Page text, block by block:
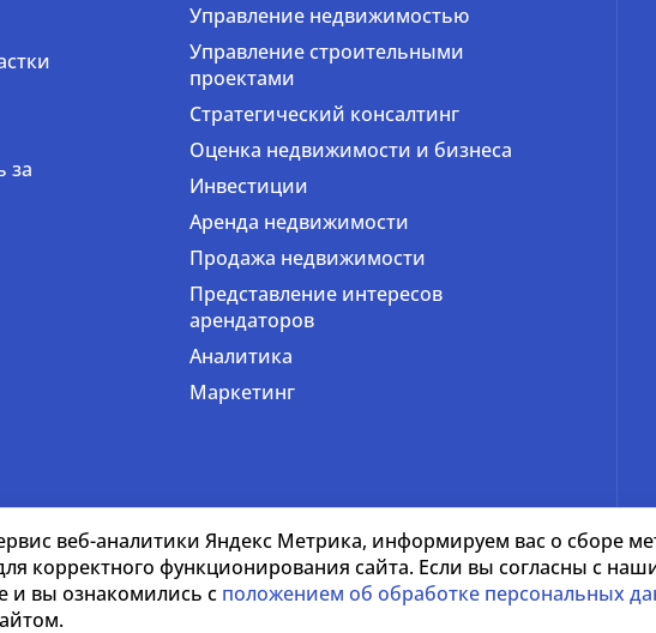
за
Управление недвижимостью
Управление строительными
проектами
Стратегический консалтинг
Оценка недвижимости и бизнеса
Инвестиции
Аренда недвижимости
Продажа недвижимости
Представление интересов
арендаторов
Аналитика
Маркетинг
Положение об обработке персональных данных Условия
веб-аналитики Яндекс Метрика, информируем вас о сборе
корректного функционирования сайта. Если вы согласны с
и вы ознакомились с положением об обработке персональных